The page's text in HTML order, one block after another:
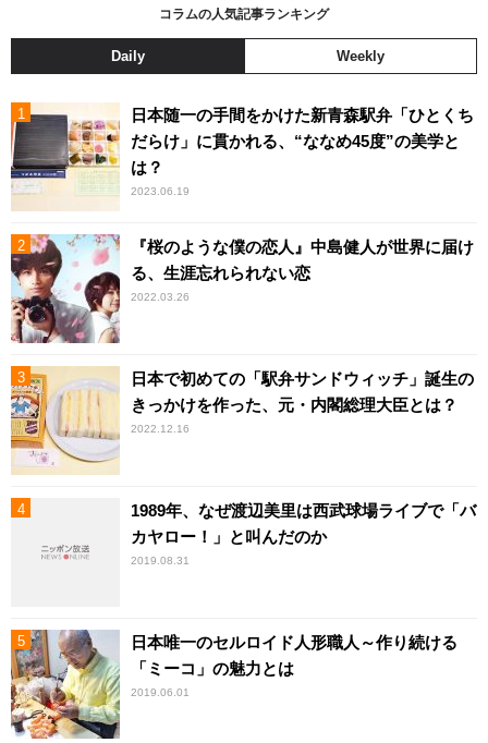
コラムの人気記事ランキング
Daily Weekly
日本随一の手間をかけた新青森駅弁「ひとくち
だらけ」に貫かれる、“ななめ45度”の美学と
は？
2023.06.19
『桜のような僕の恋人』中島健人が世界に届け
る、生涯忘れられない恋
2022.03.26
日本で初めての「駅弁サンドウィッチ」誕生の
きっかけを作った、元・内閣総理大臣とは？
2022.12.16
1989年、なぜ渡辺美里は西武球場ライブで「バ
カヤロー！」と叫んだのか
2019.08.31
日本唯一のセルロイド人形職人～作り続ける
「ミーコ」の魅力とは
2019.06.01